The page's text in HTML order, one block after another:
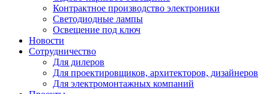
Контрактное производство электроники
Светодиодные лампы
Освещение под ключ
Новости
Сотрудничество
Для дилеров
Для проектировщиков, архитекторов, дизайнеров
Для электромонтажных компаний